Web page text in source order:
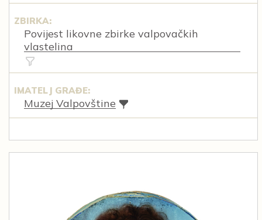
ZBIRKA:
Povijest likovne zbirke valpovačkih
vlastelina
IMATELJ GRAĐE:
Muzej Valpovštine